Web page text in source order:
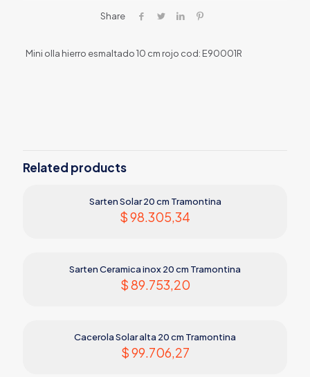
Share
Mini olla hierro esmaltado 10 cm rojo cod: E90001R
Related products
Sarten Solar 20 cm Tramontina
$98.305,34
Sarten Ceramica inox 20 cm Tramontina
$89.753,20
Cacerola Solar alta 20 cm Tramontina
$99.706,27